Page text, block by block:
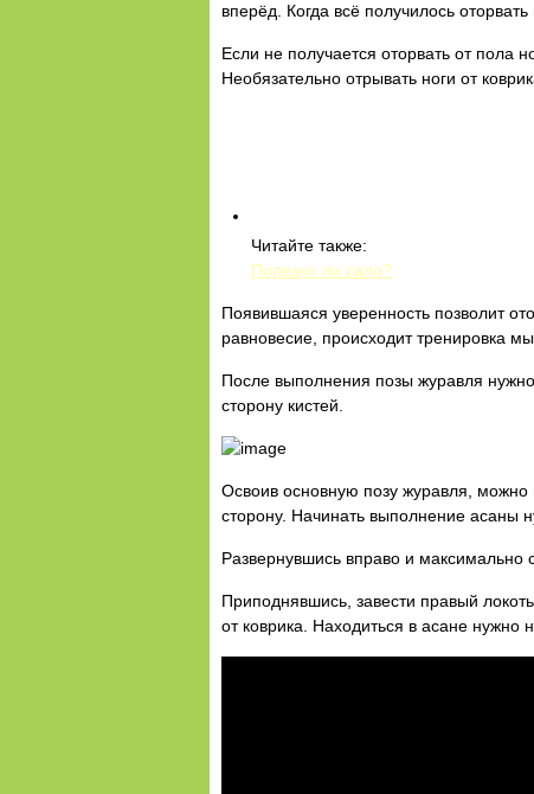
вперёд. Когда всё получилось
Если не получается оторвать от пола
Необязательно отрывать ноги от
Читайте также:
Полезно ли сало?
Появившаяся уверенность позволит
равновесие, происходит тренировка
После выполнения позы журавля
сторону кистей.
Освоив основную позу журавля, можно
сторону. Начинать выполнение асаны
Развернувшись вправо и максимально
Приподнявшись, завести правый
от коврика. Находиться в асане нужно